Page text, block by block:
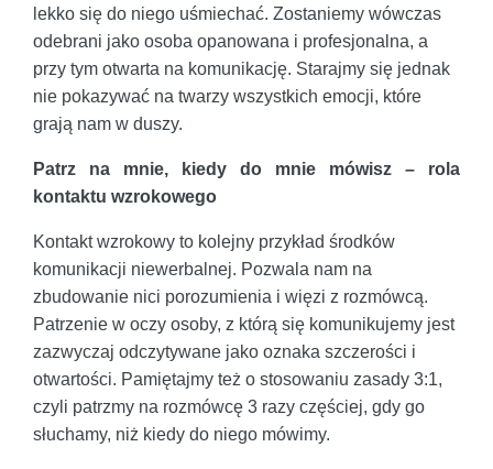
lekko się do niego uśmiechać. Zostaniemy wówczas
odebrani jako osoba opanowana i profesjonalna, a
przy tym otwarta na komunikację. Starajmy się jednak
nie pokazywać na twarzy wszystkich emocji, które
grają nam w duszy.
Patrz na mnie, kiedy do mnie mówisz – rola
kontaktu wzrokowego
Kontakt wzrokowy to kolejny przykład środków
komunikacji niewerbalnej. Pozwala nam na
zbudowanie nici porozumienia i więzi z rozmówcą.
Patrzenie w oczy osoby, z którą się komunikujemy jest
zazwyczaj odczytywane jako oznaka szczerości i
otwartości. Pamiętajmy też o stosowaniu zasady 3:1,
czyli patrzmy na rozmówcę 3 razy częściej, gdy go
słuchamy, niż kiedy do niego mówimy.